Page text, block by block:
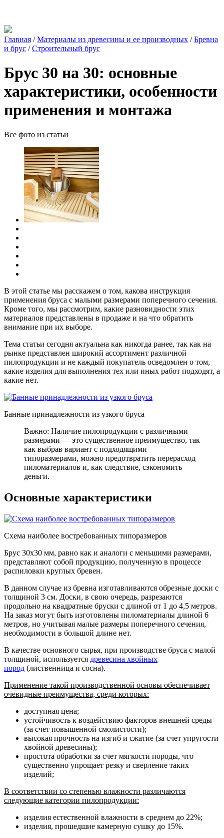
Главная /Материалы из древесины и ее производных /Бревна
и брус /Строительный брус
Брус 30 на 30: основные
характеристики, особенности
применения и монтажа
Все фото из статьи
В этой статье мы расскажем о том, какова инструкция
применения бруса с малыми размерами поперечного сечения.
Кроме того, мы рассмотрим, какие разновидности этих
материалов представлены в продаже и на что обратить
внимание при их выборе.
Тема статьи сегодня актуальна как никогда ранее, так как на
рынке представлен широкий ассортимент различной
пилопродукции и не каждый покупатель осведомлен о том,
какие изделия для выполнения тех или иных работ подходят, а
какие нет.
Банные принадлежности из узкого бруса
Важно: Наличие пилопродукции с различными
размерами — это существенное преимущество, так
как выбрав вариант с подходящими
типоразмерами, можно предотвратить перерасход
пиломатериалов и, как следствие, сэкономить
деньги.
Основные характеристики
Схема наиболее востребованных типоразмеров
Брус 30х30 мм, равно как и аналоги с меньшими размерами,
представляют собой продукцию, полученную в процессе
распиловки круглых бревен.
В данном случае из бревна изготавливаются обрезные доски с
толщиной 3 см. Доски, в свою очередь, разрезаются
продольно на квадратные бруски с длиной от 1 до 4,5 метров.
На заказ могут быть изготовлены пиломатериалы длиной 6
метров, но учитывая малые размеры поперечного сечения,
необходимости в большой длине нет.
В качестве основного сырья, при производстве бруса с малой
толщиной, используется древесина хвойных
пород (лиственница и сосна).
Применение такой производственной основы обеспечивает
очевидные преимущества, среди которых:
доступная цена;
устойчивость к воздействию факторов внешней среды
(за счет повышенной смолистости);
высокая прочность на изгиб и сжатие (за счет упругости
хвойной древесины);
простота обработки за счет мягкости породы, что
существенно упрощает резку и сверление таких
изделий;
В соответствии со степенью влажности различаются
следующие категории пилопродукции:
изделия естественной влажности в среднем до 22%;
изделия, прошедшие камерную сушку до 15%.